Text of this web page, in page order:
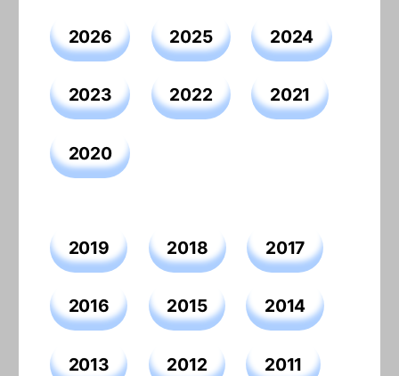
2026 2025 2024
2023 2022 2021
2020
2019 2018 2017
2016 2015 2014
2013 2012 2011